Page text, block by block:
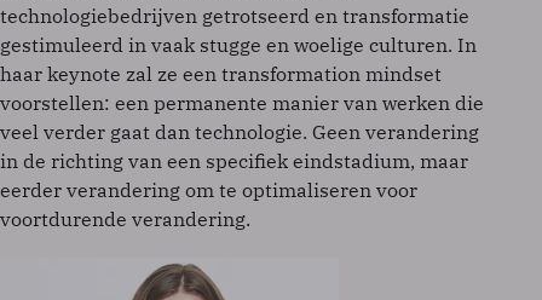
technologiebedrijven getrotseerd en transformatie
gestimuleerd in vaak stugge en woelige culturen. In
haar keynote zal ze een transformation mindset
voorstellen: een permanente manier van werken die
veel verder gaat dan technologie. Geen verandering
in de richting van een specifiek eindstadium, maar
eerder verandering om te optimaliseren voor
voortdurende verandering.